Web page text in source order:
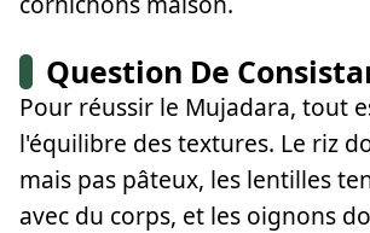
Question De
Pour réussir le Mujadara, tout
l'équilibre des textures. Le riz
mais pas pâteux, les lentilles
avec du corps, et les oignons